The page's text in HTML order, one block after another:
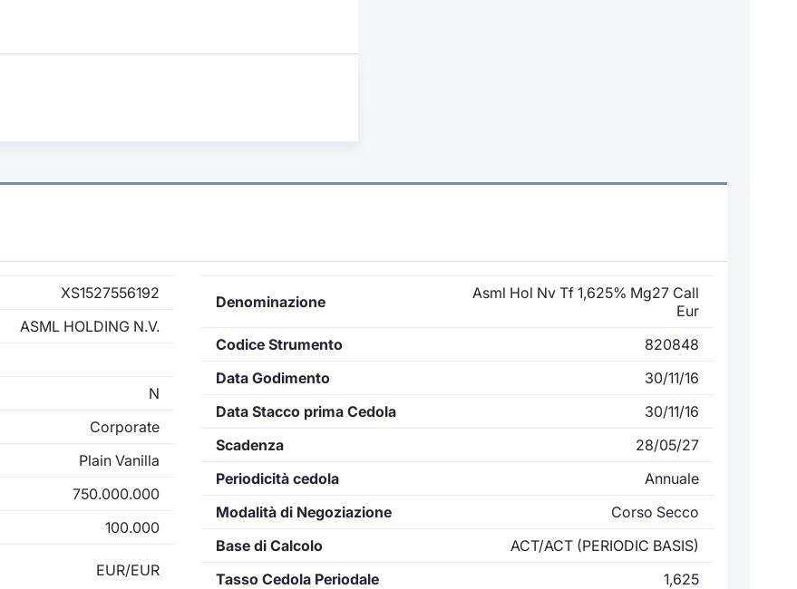
XS1527556192
ASML HOLDING N.V.
N
Corporate
Plain Vanilla
750.000.000
100.000
EUR/EUR
Denominazione
Asml Hol Nv Tf 1,625% Mg27 Call
Eur
Codice Strumento
820848
Data Godimento
30/11/16
Data Stacco prima Cedola
30/11/16
Scadenza
28/05/27
Periodicità cedola
Annuale
Modalità di Negoziazione
Corso Secco
Base di Calcolo
ACT/ACT (PERIODIC BASIS)
Tasso Cedola Periodale
1,625